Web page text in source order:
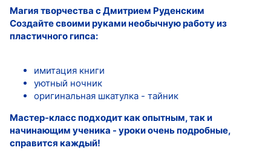
Магия творчества с Дмитрием Руденским
Создайте своими руками необычную работу из
пластичного гипса:
имитация книги
уютный ночник
оригинальная шкатулка - тайник
Мастер-класс подходит как опытным, так и
начинающим ученика - уроки очень подробные,
справится каждый!